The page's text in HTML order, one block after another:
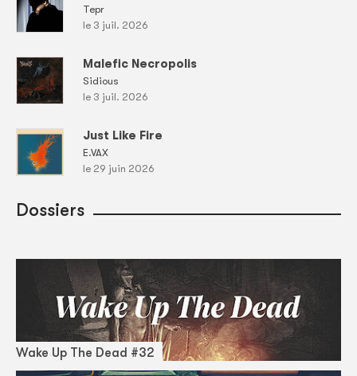
Tepr
le 3 juil. 2026
Malefic Necropolis
Sidious
le 3 juil. 2026
Just Like Fire
E.VAX
le 29 juin 2026
Dossiers
Wake Up The Dead #32